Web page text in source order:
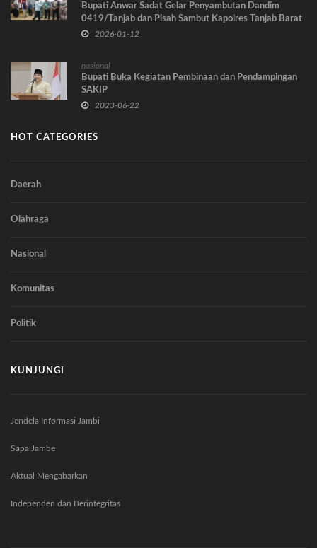
Bupati Anwar Sadat Gelar Penyambutan Dandim
0419/Tanjab dan Pisah Sambut Kapolres Tanjab Barat
2026-01-12
nasional
Bupati Buka Kegiatan Pembinaan dan Pendampingan
SAKIP
2023-06-22
HOT CATEGORIES
Daerah
Olahraga
Nasional
Komunitas
Politik
KUNJUNGI
Jendela Informasi Jambi
Sapa Jambe
Aktual Mengabarkan
Independen dan Berintegritas